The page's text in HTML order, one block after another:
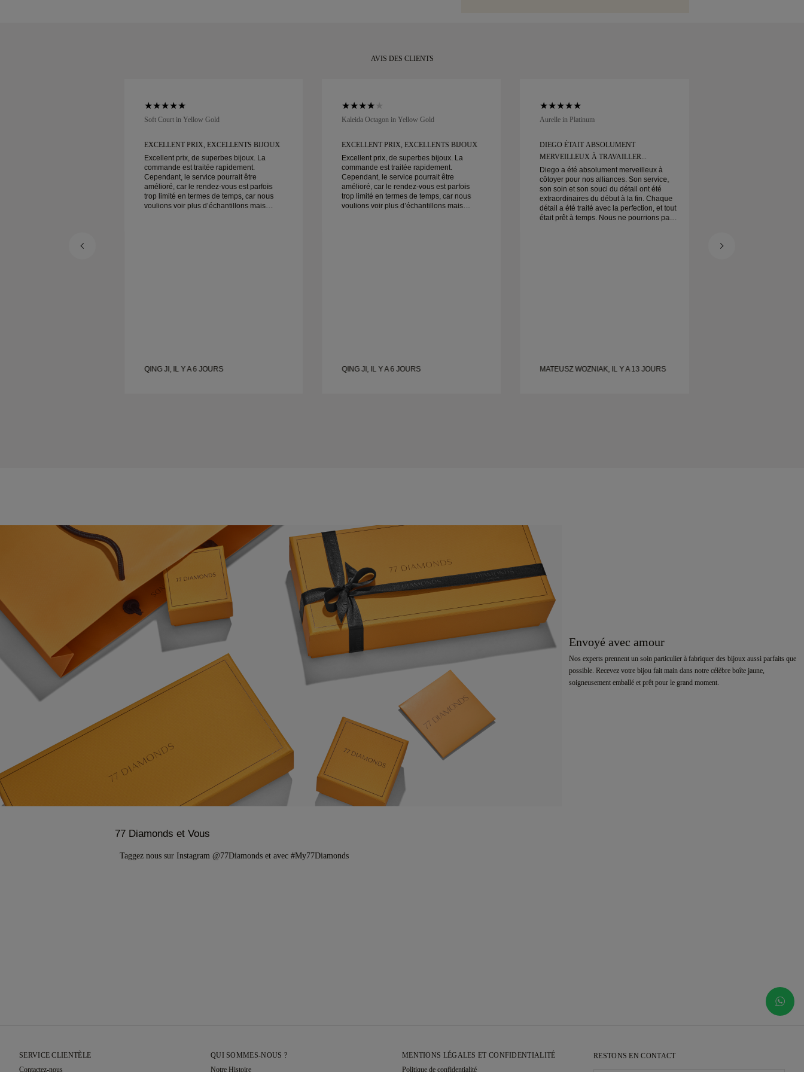
AVIS DES CLIENTS
Soft Court in Yellow Gold
EXCELLENT PRIX, EXCELLENTS BIJOUX
Excellent prix, de superbes bijoux. La
commande est traitée rapidement.
Cependant, le service pourrait être
amélioré, car le rendez-vous est parfois
trop limité en termes de temps, car nous
voulions voir plus d’échantillons mais
QING JI, IL Y A 6 JOURS
Kaleida Octagon in Yellow Gold
EXCELLENT PRIX, EXCELLENTS BIJOUX
Excellent prix, de superbes bijoux. La
commande est traitée rapidement.
Cependant, le service pourrait être
amélioré, car le rendez-vous est parfois
trop limité en termes de temps, car nous
voulions voir plus d’échantillons mais
QING JI, IL Y A 6 JOURS
Aurelle in Platinum
DIEGO ÉTAIT ABSOLUMENT
MERVEILLEUX À TRAVAILLER...
Diego a été absolument merveilleux à
côtoyer pour nos alliances. Son service,
son soin et son souci du détail ont été
extraordinaires du début à la fin. Chaque
détail a été traité avec la perfection, et tout
était prêt à temps. Nous ne pourrions pas
MATEUSZ WOZNIAK, IL Y A 13 JOURS
Envoyé avec amour
Nos experts prennent un soin particulier à fabriquer des bijoux aussi parfaits que
possible. Recevez votre bijou fait main dans notre célèbre boîte jaune,
soigneusement emballé et prêt pour le grand moment.
77 Diamonds et Vous
Taggez nous sur Instagram @77Diamonds et avec #My77Diamonds
RESTONS EN CONTACT
SERVICE CLIENTÈLE
Contactez-nous
QUI SOMMES-NOUS ?
Notre Histoire
MENTIONS LÉGALES ET CONFIDENTIALITÉ
Politique de confidentialité